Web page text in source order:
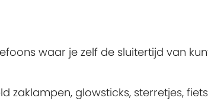
waar je zelf de sluitertijd van
zaklampen, glowsticks, sterretjes,